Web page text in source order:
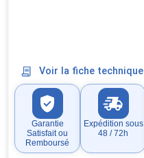
Voir la fiche technique
Garantie
Satisfait ou
Remboursé
Expédition sous
48 / 72h